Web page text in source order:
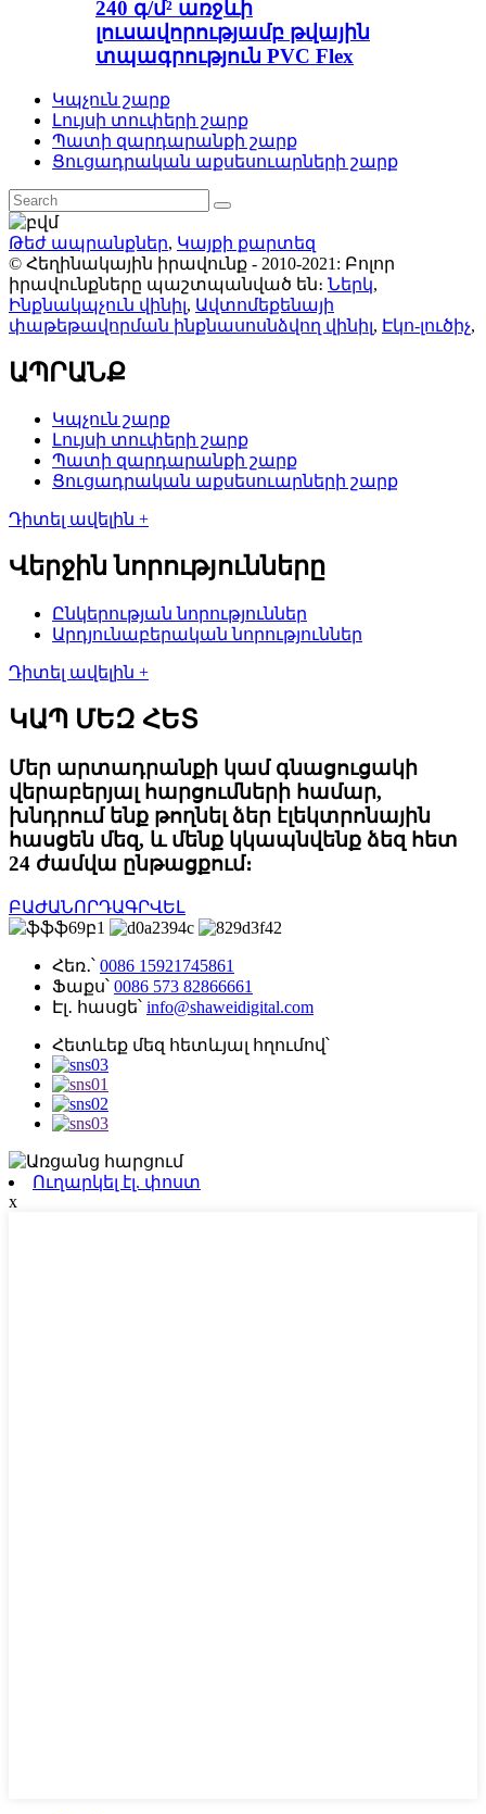
240 գ/մ² առջևի
լուսավորությամբ թվային
տպագրություն PVC Flex
Կպչուն շարք
Լույսի տուփերի շարք
Պատի զարդարանքի շարք
Ցուցադրական աքսեսուարների շարք
Թեժ ապրանքներ, Կայքի քարտեզ
© Հեղինակային իրավունք - 2010-2021: Բոլոր
իրավունքները պաշտպանված են։ Ներկ,
Ինքնակպչուն վինիլ, Ավտոմեքենայի
փաթեթավորման ինքնասոսնձվող վինիլ, Էկո-լուծիչ,
ԱՊՐԱՆՔ
Կպչուն շարք
Լույսի տուփերի շարք
Պատի զարդարանքի շարք
Ցուցադրական աքսեսուարների շարք
Դիտել ավելին +
Վերջին նորությունները
Ընկերության նորություններ
Արդյունաբերական նորություններ
Դիտել ավելին +
ԿԱՊ ՄԵԶ ՀԵՏ
Մեր արտադրանքի կամ գնացուցակի
վերաբերյալ հարցումների համար,
խնդրում ենք թողնել ձեր էլեկտրոնային
հասցեն մեզ, և մենք կկապնվենք ձեզ հետ
24 ժամվա ընթացքում։
ԲԱԺԱՆՈՐԴԱԳՐՎԵԼ
Հեռ․՝ 0086 15921745861
Ֆաքս՝ 0086 573 82866661
Էլ․ հասցե՝ info@shaweidigital.com
Հետևեք մեզ հետևյալ հղումով՝
Ուղարկել էլ. փոստ
x